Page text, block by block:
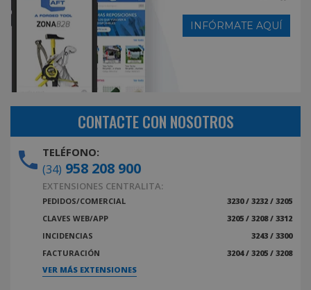
INFÓRMATE AQUÍ
CONTACTE CON NOSOTROS
TELÉFONO:
(34) 958 208 900
EXTENSIONES CENTRALITA:
PEDIDOS/COMERCIAL
3230 / 3232 / 3205
CLAVES WEB/APP
3205 / 3208 / 3312
INCIDENCIAS
3243 / 3300
FACTURACIÓN
3204 / 3205 / 3208
VER MÁS EXTENSIONES